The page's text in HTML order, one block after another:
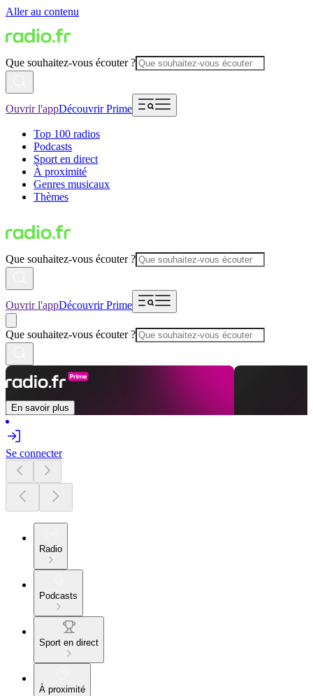
Aller au contenu
Que souhaitez-vous écouter ?
Ouvrir l'appDécouvrir Prime
Top 100 radios
Podcasts
Sport en direct
À proximité
Genres musicaux
Thèmes
Que souhaitez-vous écouter ?
Ouvrir l'appDécouvrir Prime
Que souhaitez-vous écouter ?
En savoir plus
Se connecter
Radio
Podcasts
Sport en direct
À proximité